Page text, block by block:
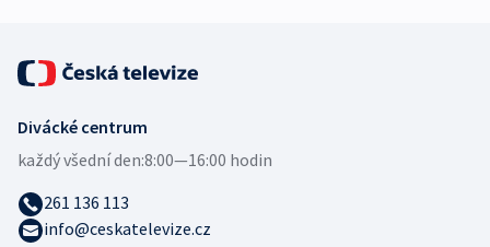
Divácké centrum
každý všední den:8:00—16:00 hodin
261 136 113
info@ceskatelevize.cz